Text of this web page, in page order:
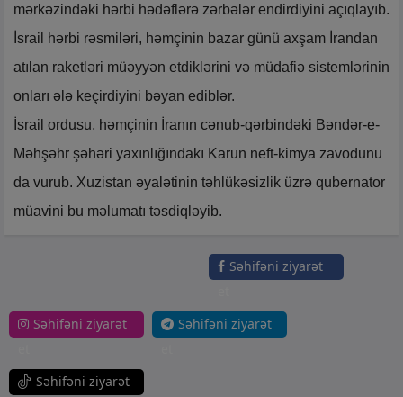
mərkəzindəki hərbi hədəflərə zərbələr endirdiyini açıqlayıb.
İsrail hərbi rəsmiləri, həmçinin bazar günü axşam İrandan
atılan raketləri müəyyən etdiklərini və müdafiə sistemlərinin
onları ələ keçirdiyini bəyan ediblər.
İsrail ordusu, həmçinin İranın cənub-qərbindəki Bəndər-e-
Məhşəhr şəhəri yaxınlığındakı Karun neft-kimya zavodunu
da vurub. Xuzistan əyalətinin təhlükəsizlik üzrə qubernator
müavini bu məlumatı təsdiqləyib.
Səhifəni ziyarət
Səhifəni ziyarət
Səhifəni ziyarət
Səhifəni ziyarət